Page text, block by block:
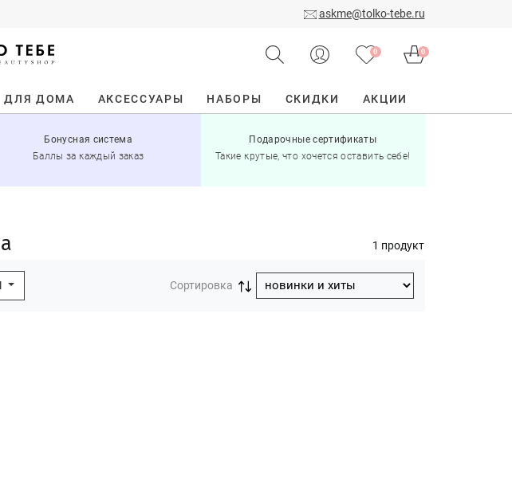
askme@tolko-tebe.ru
0 0
ДЛЯ ДОМА АКСЕССУАРЫ НАБОРЫ СКИДКИ АКЦИИ
Бонусная система
Баллы за каждый заказ
Подарочные сертификаты
Такие крутые, что хочется оставить себе!
1 продукт
Сортировка